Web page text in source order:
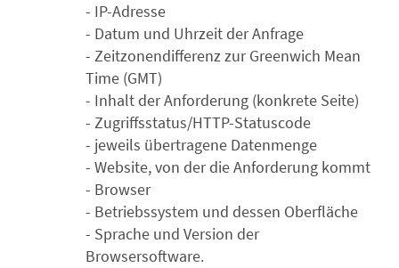
- IP-Adresse
- Datum und Uhrzeit der Anfrage
- Zeitzonendifferenz zur Greenwich Mean
Time (GMT)
- Inhalt der Anforderung (konkrete Seite)
- Zugriffsstatus/HTTP-Statuscode
- jeweils übertragene Datenmenge
- Website, von der die Anforderung kommt
- Browser
- Betriebssystem und dessen Oberfläche
- Sprache und Version der
Browsersoftware.